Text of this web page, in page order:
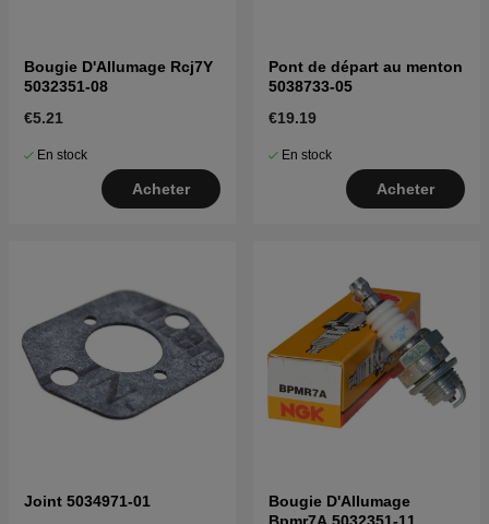
Bougie D'Allumage Rcj7Y
5032351-08
€5.21
En stock
Acheter
Pont de départ au menton
5038733-05
€19.19
En stock
Acheter
Joint 5034971-01
Bougie D'Allumage